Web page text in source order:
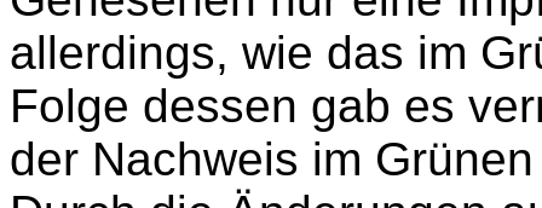
allerdings, wie das im
Folge dessen gab es
der Nachweis im